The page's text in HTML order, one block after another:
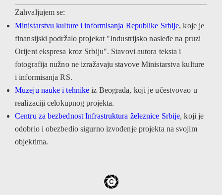
Zahvaljujem se:
Ministarstvu kulture i informisanja Republike Srbije, koje je
finansijski podržalo projekat "Industrijsko nasleđe na pruzi
Orijent ekspresa kroz Srbiju". Stavovi autora teksta i
fotografija nužno ne izražavaju stavove Ministarstva kulture
i informisanja RS.
Muzeju nauke i tehnike iz Beograda, koji je učestvovao u
realizaciji celokupnog projekta.
Centru za bezbednost Infrastruktura železnice Srbije, koji je
odobrio i obezbedio sigurno izvođenje projekta na svojim
objektima.